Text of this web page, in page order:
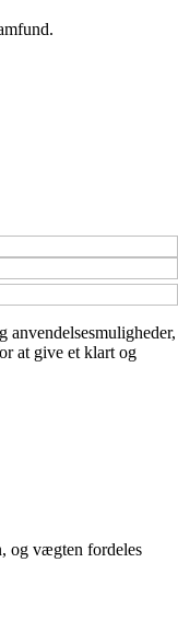
at give et klart og
og vægten fordeles